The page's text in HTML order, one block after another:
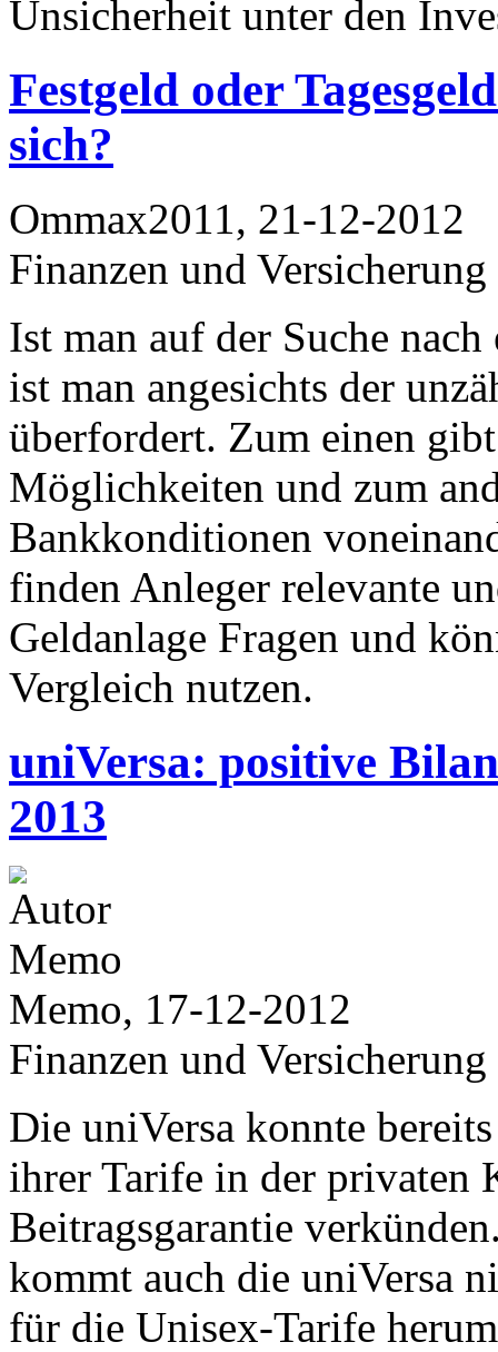
Unsicherheit unter den
Festgeld oder
sich?
Ommax2011, 21-12-2012
Finanzen und Versicherung
Ist man auf der Suche
ist man angesichts der
überfordert. Zum einen
Möglichkeiten und zum
Bankkonditionen
finden Anleger relevante
Geldanlage Fragen und
Vergleich nutzen.
uniVersa: positive
2013
Memo, 17-12-2012
Finanzen und Versicherung
Die uniVersa konnte
ihrer Tarife in der privaten
Beitragsgarantie
kommt auch die uniVersa
für die Unisex-Tarife